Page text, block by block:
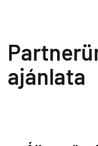
ajánlata